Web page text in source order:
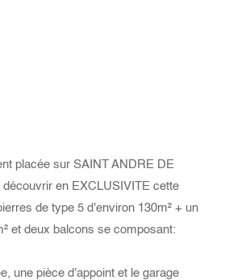
placée sur SAINT ANDRE DE
en EXCLUSIVITE cette
de type 5 d'environ 130m² + un
et deux balcons se composant:
une pièce d'appoint et le garage